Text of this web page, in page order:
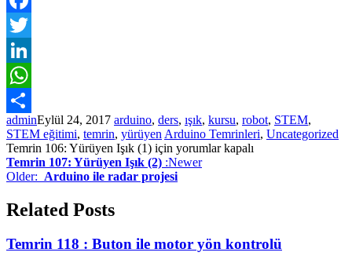
Facebook
Twitter
LinkedIn
WhatsApp
Paylaş
adminEylül 24, 2017 arduino, ders, ışık, kursu, robot, STEM,
STEM eğitimi, temrin, yürüyen Arduino Temrinleri, Uncategorized
Temrin 106: Yürüyen Işık (1) için yorumlar kapalı
Temrin 107: Yürüyen Işık (2) :Newer
Older: Arduino ile radar projesi
Related Posts
Temrin 118 : Buton ile motor yön kontrolü